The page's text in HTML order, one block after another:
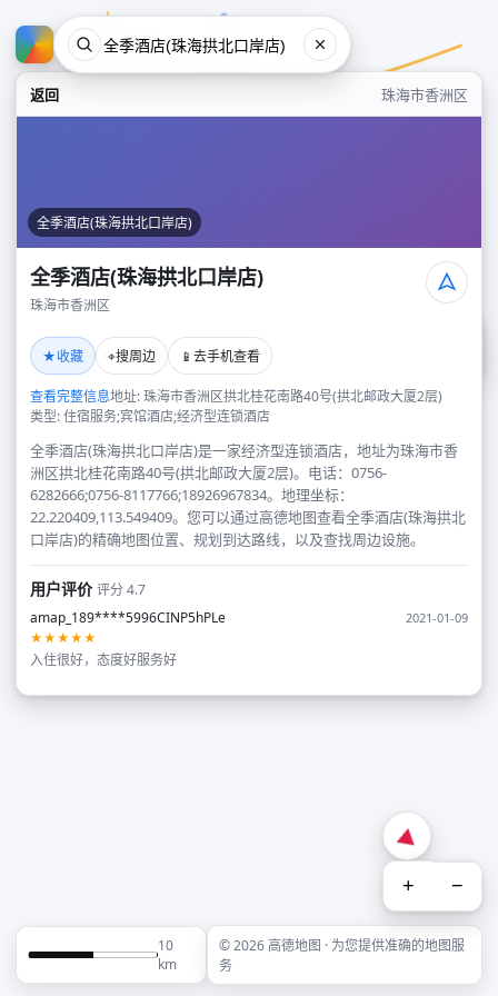
返回 珠海市香洲区
全季酒店(珠海拱北口岸店)
全季酒店(珠海拱北口岸店)
珠海市香洲区
★收藏 ⌖搜周边 📱 去手机查看
查看完整信息地址: 珠海市香洲区拱北桂花南路40号(拱北邮政大厦2层)
类型: 住宿服务;宾馆酒店;经济型连锁酒店
全季酒店(珠海拱北口岸店)是一家经济型连锁酒店，地址为珠海市香
洲区拱北桂花南路40号(拱北邮政大厦2层)。电话：0756-
6282666;0756-8117766;18926967834。地理坐标：
22.220409,113.549409。您可以通过高德地图查看全季酒店(珠海拱北
口岸店)的精确地图位置、规划到达路线，以及查找周边设施。
用户评价评分 4.7
amap_189****5996CINP5hPLe
2021-01-09
★★★★★
入住很好，态度好服务好
+ −
10
km
© 2026 高德地图 · 为您提供准确的地图服
务